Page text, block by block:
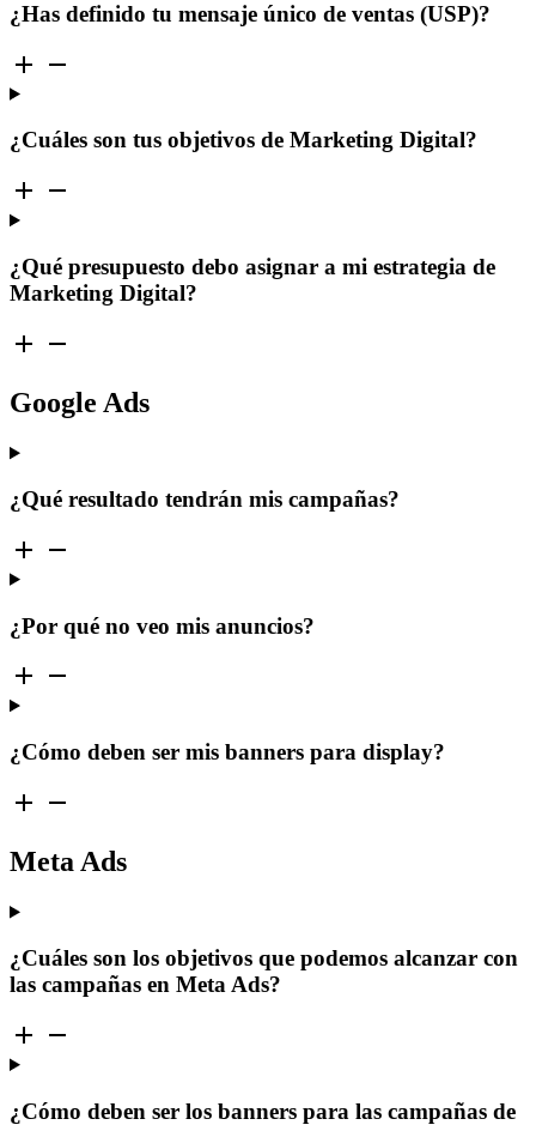
¿Has definido tu mensaje único de ventas (USP)?
¿Cuáles son tus objetivos de Marketing Digital?
¿Qué presupuesto debo asignar a mi estrategia de
Marketing Digital?
Google Ads
¿Qué resultado tendrán mis campañas?
¿Por qué no veo mis anuncios?
¿Cómo deben ser mis banners para display?
Meta Ads
¿Cuáles son los objetivos que podemos alcanzar con
las campañas en Meta Ads?
¿Cómo deben ser los banners para las campañas de